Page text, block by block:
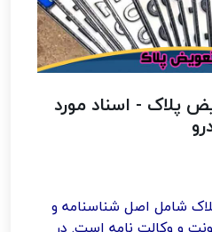
پلاک - اسناد مورد
شامل اصل شناسنامه و